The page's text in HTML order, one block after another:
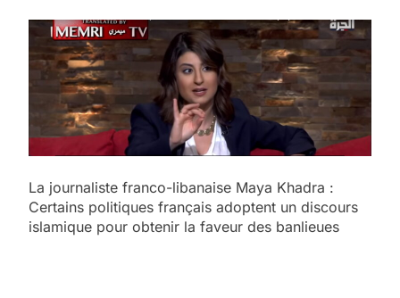
La journaliste franco-libanaise Maya Khadra :
Certains politiques français adoptent un discours
islamique pour obtenir la faveur des banlieues